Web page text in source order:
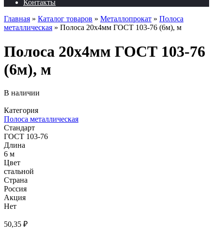
Контакты
Главная » Каталог товаров » Металлопрокат » Полоса
металлическая » Полоса 20х4мм ГОСТ 103-76 (6м), м
Полоса 20х4мм ГОСТ 103-76
(6м), м
В наличии
Категория
Полоса металлическая
Стандарт
ГОСТ 103-76
Длина
6 м
Цвет
стальной
Страна
Россия
Акция
Нет
50,35 ₽